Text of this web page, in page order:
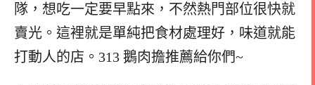
隊，想吃一定要早點來，不然熱門部位很快就
賣光。這裡就是單純把食材處理好，味道就能
打動人的店。313 鵝肉擔推薦給你們~